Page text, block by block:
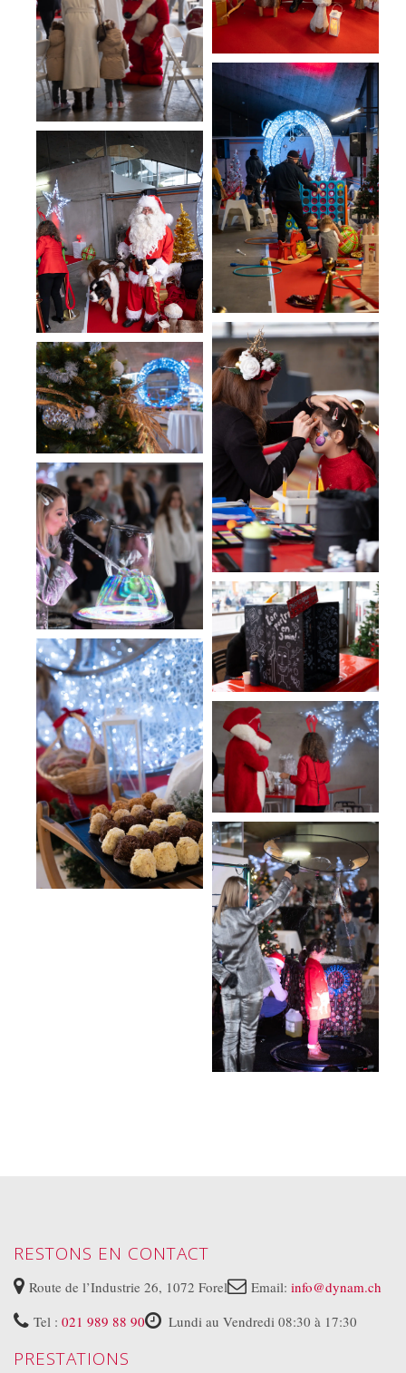
RESTONS EN CONTACT
Route de l’Industrie 26, 1072 Forel Email: info@dynam.ch
Tel : 021 989 88 90 Lundi au Vendredi 08:30 à 17:30
PRESTATIONS